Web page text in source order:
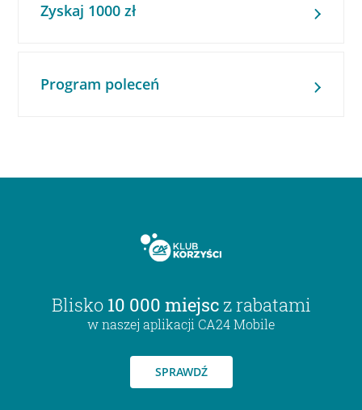
Zyskaj 1000 zł
Program poleceń
Blisko 10 000 miejsc z rabatami
w naszej aplikacji CA24 Mobile
SPRAWDŹ